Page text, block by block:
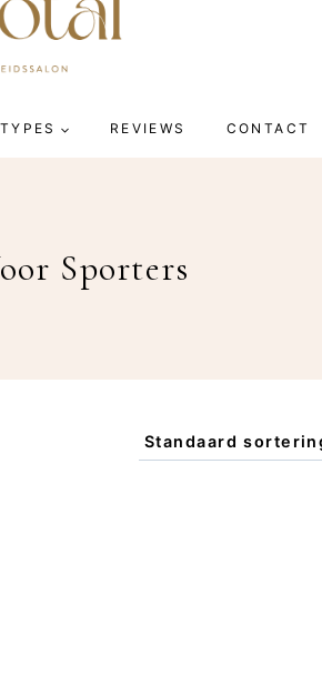
REVIEWS CONTACT
Sporters